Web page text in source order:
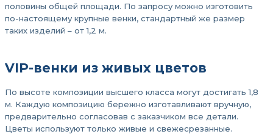
половины общей площади. По запросу можно изготовить
по-настоящему крупные венки, стандартный же размер
таких изделий – от 1,2 м.
VIP-венки из живых цветов
По высоте композиции высшего класса могут достигать 1,8
м. Каждую композицию бережно изготавливают вручную,
предварительно согласовав с заказчиком все детали.
Цветы используют только живые и свежесрезанные.